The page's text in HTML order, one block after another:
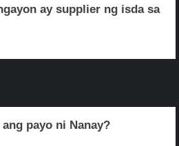
ay supplier ng isda sa
payo ni Nanay?